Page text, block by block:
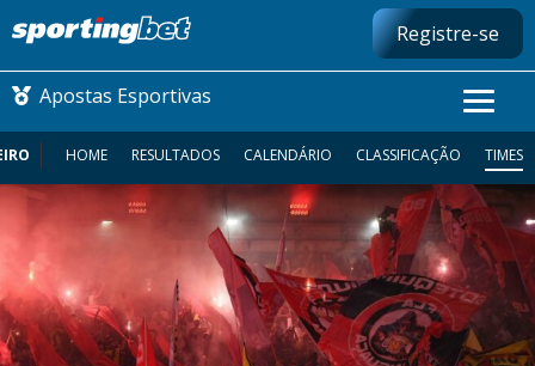
Registre-se
Apostas Esportivas
CONMEBOL LIBERTADORES
FUTEBOL NACIONAL
FUTEBOL INTERNACIONAL
HOME RESULTADOS CALENDÁRIO CLASSIFICAÇÃO TIMES